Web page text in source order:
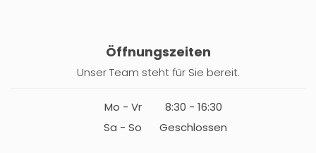
Öffnungszeiten
Unser Team steht für Sie bereit.
Mo - Vr
8:30 - 16:30
Sa - So
Geschlossen